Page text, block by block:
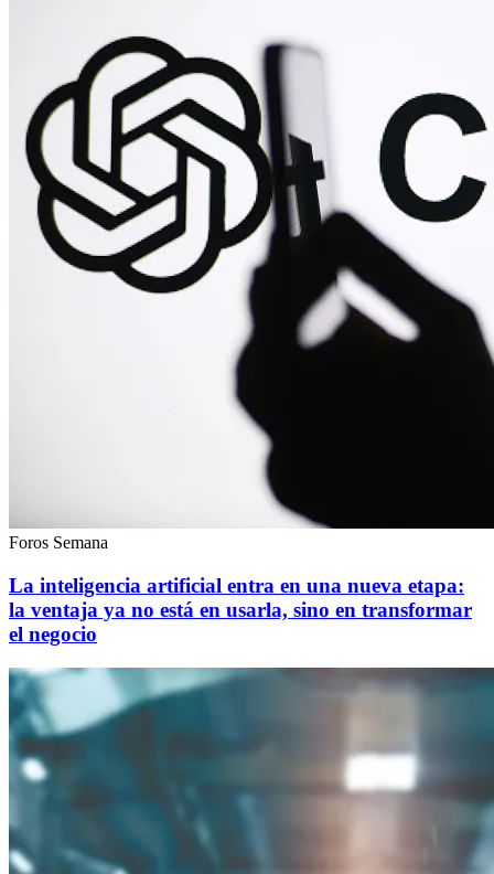
Foros Semana
La inteligencia artificial entra en una nueva etapa:
la ventaja ya no está en usarla, sino en transformar
el negocio